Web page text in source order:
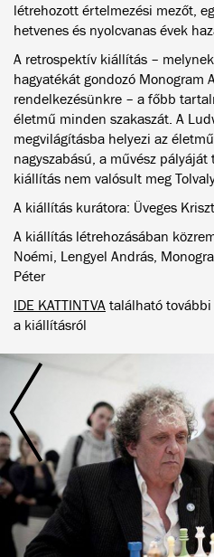
létrehozott értelmezési mezőt,
hetvenes és nyolcvanas évek
A retrospektív kiállítás –
hagyatékát gondozó Monogram
rendelkezésünkre – a főbb
életmű minden szakaszát. A
megvilágításba helyezi az
nagyszabású, a művész
kiállítás nem valósult meg
A kiállítás kurátora: Üveges
A kiállítás létrehozásában
Noémi, Lengyel András,
Péter
IDE KATTINTVA található további
a kiállításról